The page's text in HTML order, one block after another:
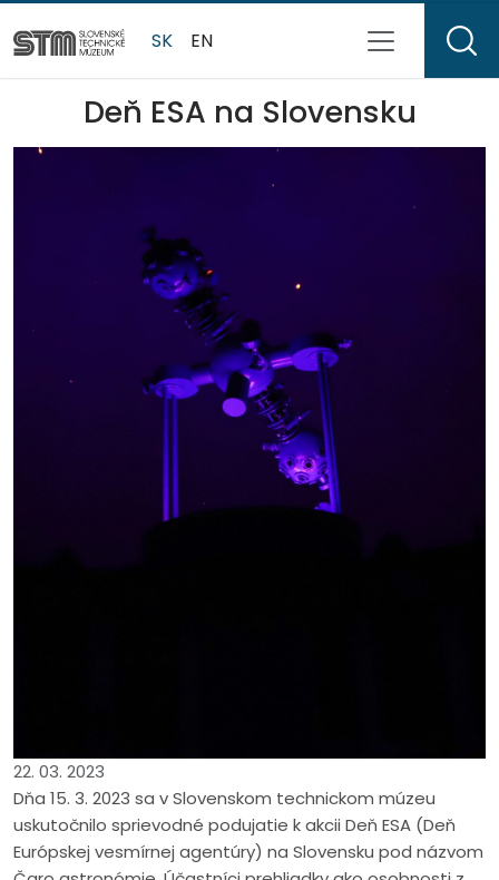
SK EN
Deň ESA na Slovensku
22. 03. 2023
Dňa 15. 3. 2023 sa v Slovenskom technickom múzeu
uskutočnilo sprievodné podujatie k akcii Deň ESA (Deň
Európskej vesmírnej agentúry) na Slovensku pod názvom